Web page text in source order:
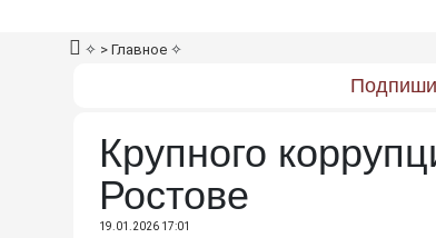
✧ > Главное ✧
Крупного
Ростове
19.01.2026 17:01